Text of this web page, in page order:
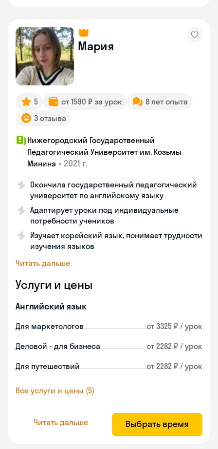
Мария
5 от 1590 ₽ за урок
8 лет опыта
3 отзыва
Нижегородский Государственный
Педагогический Университет им. Козьмы
Минина • 2021 г.
Окончила государственный педагогический
университет по английскому языку
Адаптирует уроки под индивидуальные
потребности учеников
Изучает корейский язык, понимает трудности
изучения языков
Читать дальше
Услуги и цены
Английский язык
Для маркетологов от 3325 ₽ / урок
Деловой - для бизнеса от 2282 ₽ / урок
Для путешествий от 2282 ₽ / урок
Все услуги и цены (5)
Читать дальше Выбрать время